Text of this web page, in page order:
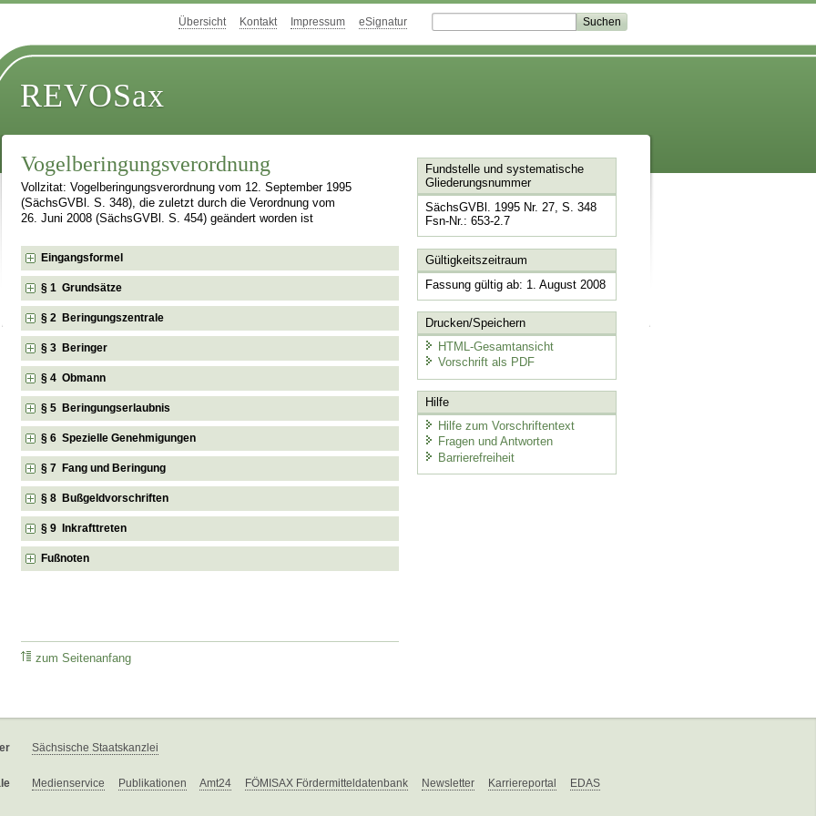
Übersicht Kontakt Impressum eSignatur
REVOSax
Vogelberingungsverordnung
Vollzitat: Vogelberingungsverordnung vom 12. September 1995
(SächsGVBl. S. 348), die zuletzt durch die Verordnung vom
26. Juni 2008 (SächsGVBl. S. 454) geändert worden ist
Eingangsformel
§ 1 Grundsätze
§ 2 Beringungszentrale
§ 3 Beringer
§ 4 Obmann
§ 5 Beringungserlaubnis
§ 6 Spezielle Genehmigungen
§ 7 Fang und Beringung
§ 8 Bußgeldvorschriften
§ 9 Inkrafttreten
Fußnoten
zum Seitenanfang
Fundstelle und systematische
Gliederungsnummer
SächsGVBl. 1995 Nr. 27, S. 348
Fsn-Nr.: 653-2.7
Gültigkeitszeitraum
Fassung gültig ab: 1. August 2008
Drucken/Speichern
HTML-Gesamtansicht
Vorschrift als PDF
Hilfe
Hilfe zum Vorschriftentext
Fragen und Antworten
Barrierefreiheit
Sächsische Staatskanzlei
Medienservice Publikationen Amt24 FÖMISAX Fördermitteldatenbank Newsletter Karriereportal EDAS